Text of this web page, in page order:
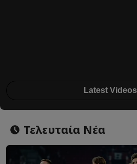
Latest Videos
Τελευταία Νέα